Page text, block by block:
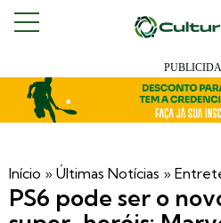
Início » Últimas Notícias »
PS6 pode ser o